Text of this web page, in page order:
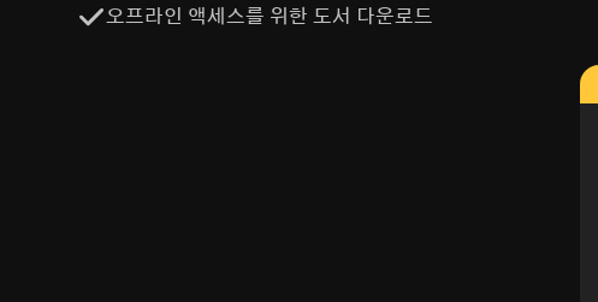
오프라인 액세스를 위한 도서 다운로드